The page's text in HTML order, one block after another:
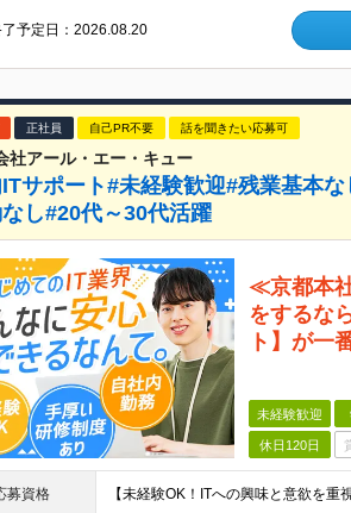
予定日：2026.08.20
正社員 自己PR不要 話を聞きたい応募可
社アール・エー・キュー
サポート#未経験歓迎#残業基本
し#20代～30代活躍
≪京都本
をするな
ト】が一
未経験歓迎
休日120日
募資格